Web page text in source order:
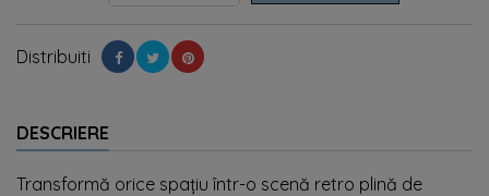
Distribuiti
DESCRIERE
Transformă orice spațiu într-o scenă retro plină de